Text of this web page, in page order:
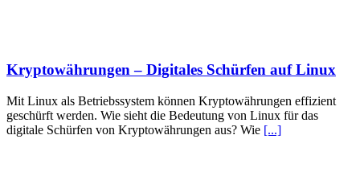
Kryptowährungen – Digitales Schürfen auf Linux
Mit Linux als Betriebssystem können Kryptowährungen effizient
geschürft werden. Wie sieht die Bedeutung von Linux für das
digitale Schürfen von Kryptowährungen aus? Wie [...]